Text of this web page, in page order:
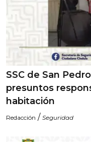
SSC de San
presuntos
habitación
Redacción / Seguridad